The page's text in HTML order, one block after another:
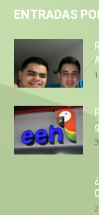
ENTRADAS